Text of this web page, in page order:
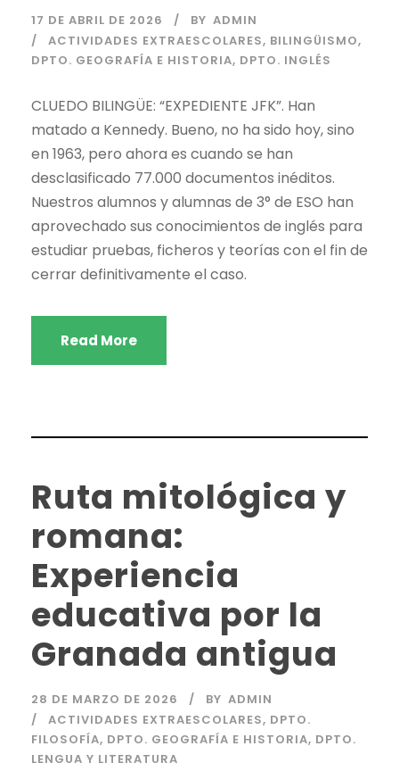
17 DE ABRIL DE 2026 BY ADMIN
ACTIVIDADES EXTRAESCOLARES, BILINGÜISMO,
DPTO. GEOGRAFÍA E HISTORIA, DPTO. INGLÉS
CLUEDO BILINGÜE: “EXPEDIENTE JFK”. Han
matado a Kennedy. Bueno, no ha sido hoy, sino
en 1963, pero ahora es cuando se han
desclasificado 77.000 documentos inéditos.
Nuestros alumnos y alumnas de 3° de ESO han
aprovechado sus conocimientos de inglés para
estudiar pruebas, ficheros y teorías con el fin de
cerrar definitivamente el caso.
Read More
Ruta mitológica y
romana:
Experiencia
educativa por la
Granada antigua
28 DE MARZO DE 2026 BY ADMIN
ACTIVIDADES EXTRAESCOLARES, DPTO.
FILOSOFÍA, DPTO. GEOGRAFÍA E HISTORIA, DPTO.
LENGUA Y LITERATURA